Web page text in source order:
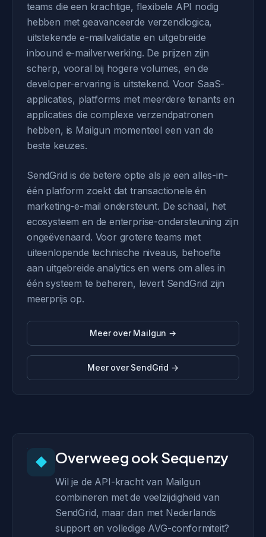
teams die een krachtige, flexibele API nodig
hebben met geavanceerde verzendlogica,
uitstekende e-mailvalidatie en uitgebreide
inbound e-mailverwerking. De prijzen zijn
scherp, vooral bij hogere volumes, en de
developer-ervaring is uitstekend. Voor SaaS-
applicaties, platforms met meerdere tenants en
applicaties die complexe verzendpatronen
hebben, is Mailgun momenteel een van de
beste keuzes.
SendGrid is de betere optie als je een alles-in-
één platform zoekt dat transactionele én
marketing-e-mail ondersteunt. De schaal, het
ecosysteem en de enterprise-ondersteuning zijn
ongeëvenaard. Voor grotere teams met
uiteenlopende technische niveaus, behoefte
aan uitgebreide analytics en wens om alles in
één systeem te beheren, levert SendGrid zijn
meerprijs op.
Meer over Mailgun →
Meer over SendGrid →
◆ Overweeg ook Sequenzy
Wil je de API-kracht van Mailgun
combineren met de veelzijdigheid van
SendGrid, maar dan met Nederlands
support en volledige AVG-conformiteit?